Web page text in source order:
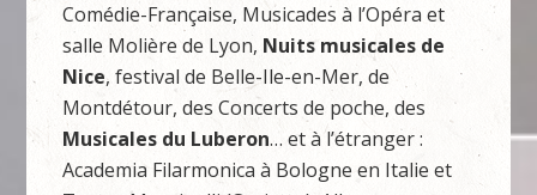
Comédie-Française, Musicades à l’Opéra et
salle Molière de Lyon, Nuits musicales de
Nice, festival de Belle-Ile-en-Mer, de
Montdétour, des Concerts de poche, des
Musicales du Luberon… et à l’étranger :
Academia Filarmonica à Bologne en Italie et